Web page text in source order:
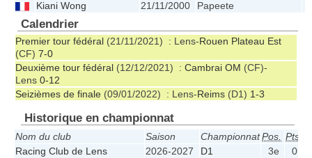
Kiani Wong
21/11/2000 Papeete
Calendrier
Premier tour fédéral (21/11/2021) : Lens-Rouen Plateau Est
(CF) 7-0
Deuxième tour fédéral (12/12/2021) : Cambrai OM (CF)-
Lens 0-12
Seizièmes de finale (09/01/2022) : Lens-Reims (D1) 1-3
Historique en championnat
Nom du club Saison ChampionnatPos. Pts
Racing Club de Lens
2026-2027 D1 3e 0